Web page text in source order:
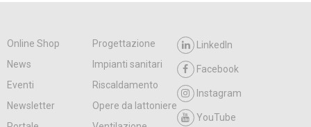
Online Shop
Progettazione
News
Impianti sanitari
Eventi
Riscaldamento
Newsletter
Opere da lattoniere
LinkedIn
Facebook
Instagram
YouTube